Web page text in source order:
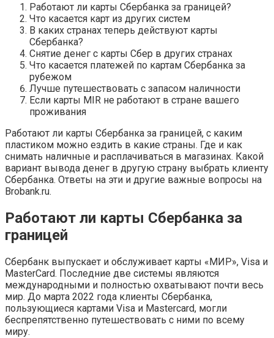
Работают ли карты Сбербанка за границей?
Что касается карт из других систем
В каких странах теперь действуют карты
Сбербанка?
Снятие денег с карты Сбер в других странах
Что касается платежей по картам Сбербанка за
рубежом
Лучше путешествовать с запасом наличности
Если карты MIR не работают в стране вашего
проживания
Работают ли карты Сбербанка за границей, с каким
пластиком можно ездить в какие страны. Где и как
снимать наличные и расплачиваться в магазинах. Какой
вариант вывода денег в другую страну выбрать клиенту
Сбербанка. Ответы на эти и другие важные вопросы на
Brobank.ru.
Работают ли карты Сбербанка за
границей
Сбербанк выпускает и обслуживает карты «МИР», Visa и
MasterCard. Последние две системы являются
международными и полностью охватывают почти весь
мир. До марта 2022 года клиенты Сбербанка,
пользующиеся картами Visa и Mastercard, могли
беспрепятственно путешествовать с ними по всему
миру.